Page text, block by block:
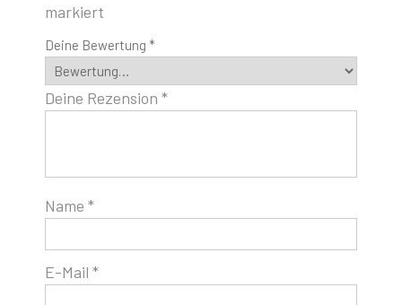
markiert
Deine Bewertung *
Deine Rezension *
Name *
E-Mail *